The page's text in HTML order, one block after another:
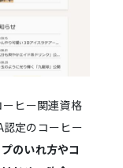
ヒー関連資格
認定のコーヒー
のいれ方やコ